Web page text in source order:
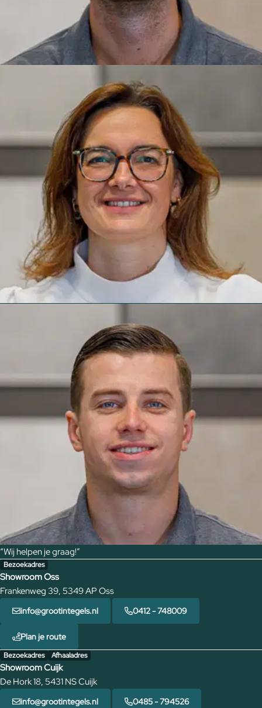
“Wij helpen je graag!”
Bezoekadres
Showroom Oss
Frankenweg 39, 5349 AP Oss
info@grootintegels.nl 0412 - 748009
Plan je route
Bezoekadres Afhaaladres
Showroom Cuijk
De Hork 18, 5431 NS Cuijk
info@grootintegels.nl 0485 - 794526